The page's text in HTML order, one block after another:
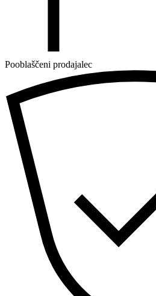
Pooblaščeni prodajalec